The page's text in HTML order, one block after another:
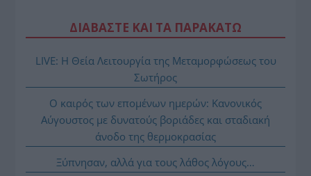
ΔΙΑΒΑΣΤΕ ΚΑΙ ΤΑ ΠΑΡΑΚΑΤΩ
LIVE: Η Θεία Λειτουργία της Μεταμορφώσεως του
Σωτήρος
Ο καιρός των επομένων ημερών: Κανονικός
Αύγουστος με δυνατούς βοριάδες και σταδιακή
άνοδο της θερμοκρασίας
Ξύπνησαν, αλλά για τους λάθος λόγους…